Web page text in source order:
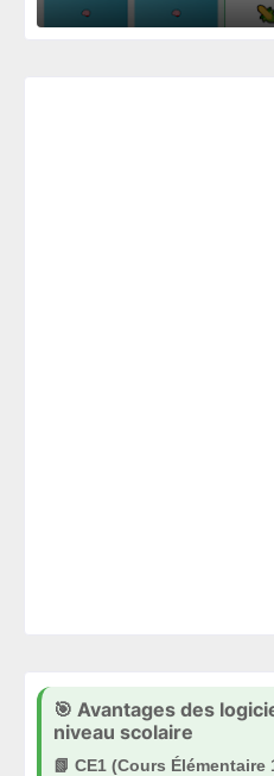
🎯 Avantages des
niveau scolaire
📗 CE1 (Cours Élémentaire